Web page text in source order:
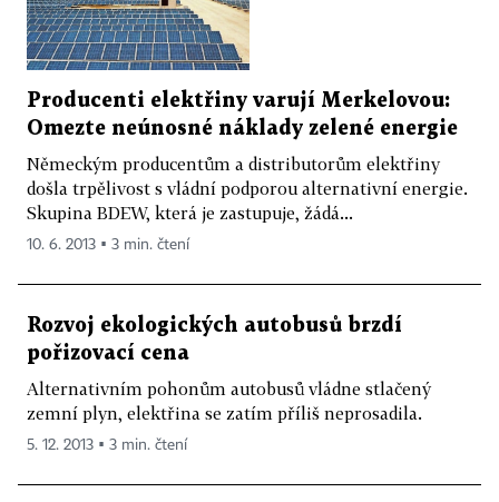
Producenti elektřiny varují Merkelovou:
Omezte neúnosné náklady zelené energie
Německým producentům a distributorům elektřiny
došla trpělivost s vládní podporou alternativní energie.
Skupina BDEW, která je zastupuje, žádá...
10. 6. 2013 ▪ 3 min. čtení
Rozvoj ekologických autobusů brzdí
pořizovací cena
Alternativním pohonům autobusů vládne stlačený
zemní plyn, elektřina se zatím příliš neprosadila.
5. 12. 2013 ▪ 3 min. čtení